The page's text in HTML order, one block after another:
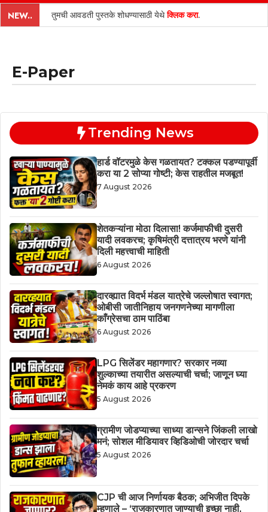
content
NEW.. तुमची आवडती पुस्तके शोधण्यासाठी येथेक्लिक करा.
E-Paper
Trending News
हार्ड वॉटरमुळे केस गळतायत? टक्कल पडण्यापूर्वी
करा या 2 सोप्या गोष्टी; केस राहतील मजबूत!
7 August 2026
शेतकऱ्यांना मोठा दिलासा! कर्जमाफीची दुसरी
यादी लवकरच; कृषिमंत्री दत्तात्रय भरणे यांनी
दिली महत्त्वाची माहिती
6 August 2026
दारव्ह्यात विदर्भ मंडल यात्रेचे जल्लोषात स्वागत;
ओबीसी जातीनिहाय जनगणनेच्या मागणीला
काँग्रेसचा ठाम पाठिंबा
6 August 2026
LPG सिलेंडर महागणार? सरकार नव्या
शुल्काच्या तयारीत असल्याची चर्चा; जाणून घ्या
नेमकं काय आहे प्रकरण
5 August 2026
ग्रामीण जोडप्याच्या साध्या डान्सने जिंकली लाखो
मनं; सोशल मीडियावर व्हिडिओची जोरदार चर्चा
5 August 2026
CJP ची आज निर्णायक बैठक; अभिजीत दिपके
म्हणाले – ‘राजकारणात जाण्याची इच्छा नाही,